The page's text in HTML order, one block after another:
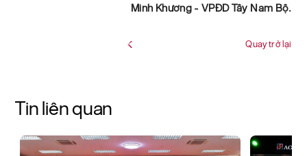
Minh Khương - VPĐD Tây Nam Bộ.
Quay trở lại
Tin liên quan